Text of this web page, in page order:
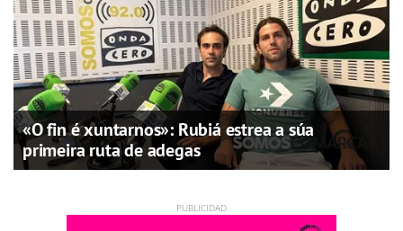
«O fin é xuntarnos»: Rubiá estrea a súa
primeira ruta de adegas